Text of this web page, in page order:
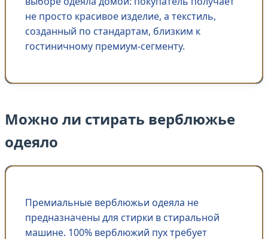
не просто красивое изделие, а текстиль,
созданный по стандартам, близким к
гостиничному премиум-сегменту.
Можно ли стирать верблюжье
одеяло
Премиальные верблюжьи одеяла не
предназначены для стирки в стиральной
машине. 100% верблюжий пух требует